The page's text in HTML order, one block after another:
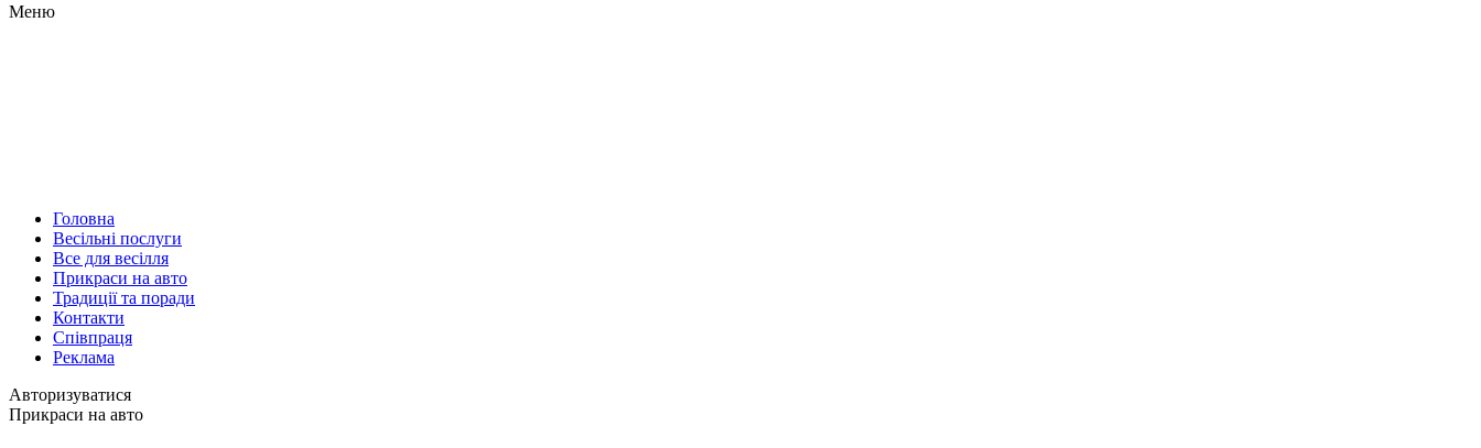
Меню
Головна
Весільні послуги
Все для весілля
Прикраси на авто
Традиції та поради
Контакти
Співпраця
Реклама
Авторизуватися
Прикраси на авто